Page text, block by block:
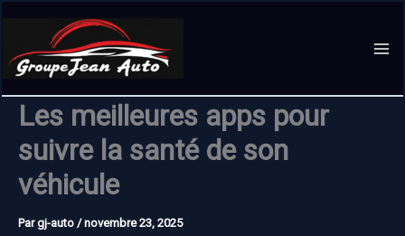
contenu
Les meilleures apps pour
suivre la santé de son
véhicule
Pargj-auto /novembre 23, 2025